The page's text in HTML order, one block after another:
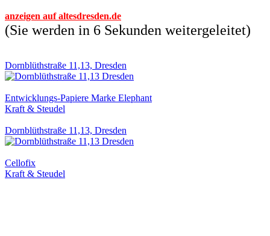
anzeigen auf altesdresden.de
(Sie werden in 6 Sekunden weitergeleitet)
Dornblüthstraße 11,13, Dresden
Entwicklungs-Papiere Marke Elephant
Kraft & Steudel
Dornblüthstraße 11,13, Dresden
Cellofix
Kraft & Steudel